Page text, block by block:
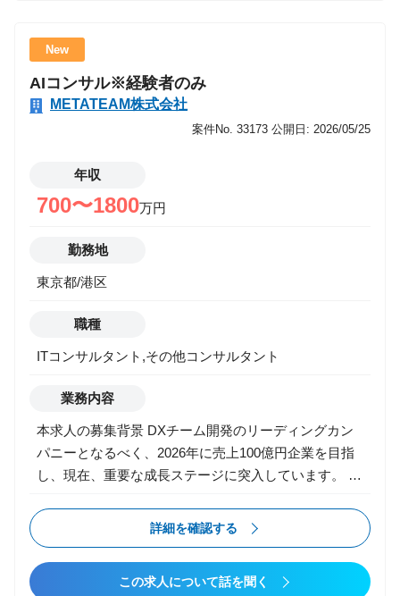
営業戦略・KPI設計 チームマネジメント 事業計画立案
新規事業・新規サービス企画 経営層とのディスカッシ
ョン・意思決定参加 この仕事の魅力 事業立ち上げに
携われる 数字だけでなく「事業全体」を見られる視座
が身につく 早期から裁量を持って意思決定に関われる
のキャリアが「営業」だけに閉じない
New
AIコンサル※経験者のみ
METATEAM株式会社
案件No. 33173 公開日: 2026/05/25
年収
700〜1800万円
勤務地
東京都/港区
職種
ITコンサルタント,その他コンサルタント
業務内容
本求人の募集背景 DXチーム開発のリーディングカン
パニーとなるべく、2026年に売上100億円企業を目指
し、現在、重要な成長ステージに突入しています。 こ
企業のプロダクト開発（リンク＆モチベーション様の
『モチベーションクラウド』やデータX様の『b-
dash』など）を、上流から下流まで一貫して担い、技
術力と推進力を強みに実績を積み重ねてきました。 今
詳細を確認する
この求人について話を聞く